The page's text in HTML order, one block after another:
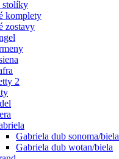
stolíky
komplety
zostavy
2
Gabriela dub sonoma/biela
Gabriela dub wotan/biela